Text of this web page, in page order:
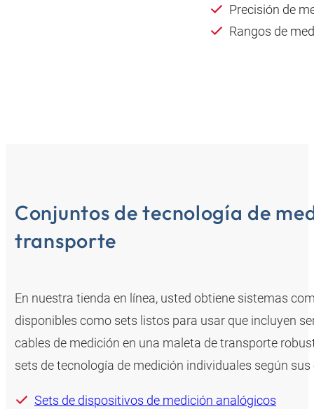
Precisión de
Rangos de
Conjuntos de tecnología de
transporte
En nuestra tienda en línea, usted obtiene sistemas
disponibles como sets listos para usar que incluyen
cables de medición en una maleta de transporte
sets de tecnología de medición individuales según
Sets de dispositivos de medición analógicos